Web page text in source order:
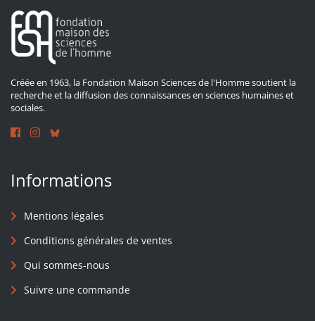
Créée en 1963, la Fondation Maison Sciences de l'Homme soutient la
recherche et la diffusion des connaissances en sciences humaines et
sociales.
Informations
Mentions légales
Conditions générales de ventes
Qui sommes-nous
Suivre une commande